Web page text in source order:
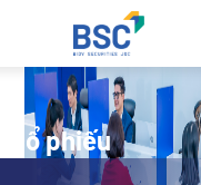
cổ phiếu